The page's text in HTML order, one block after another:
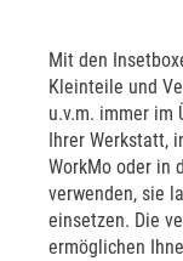
Mit den
Kleinteile und
u.v.m. immer im
Ihrer Werkstatt,
WorkMo oder in
verwenden, sie
einsetzen. Die
ermöglichen